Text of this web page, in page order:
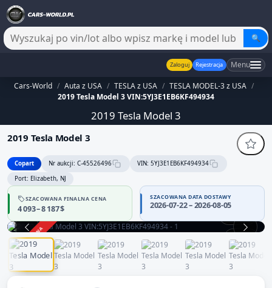
🔍
Zaloguj Rejestracja Menu
Cars-World / Auta z USA / TESLA z USA / TESLA MODEL-3 z USA /
2019 Tesla Model 3 VIN:5YJ3E1EB6KF494934
2019 Tesla Model 3
2019 Tesla Model 3
Copart Nr aukcji: C-45526496
VIN: 5YJ3E1EB6KF494934
Port: Elizabeth, NJ
SZACOWANA FINALNA CENA
4 093 – 8 187 $
SZACOWANA DATA DOSTAWY
2026-07-22 – 2026-08-05
ZAKOŃCZONA